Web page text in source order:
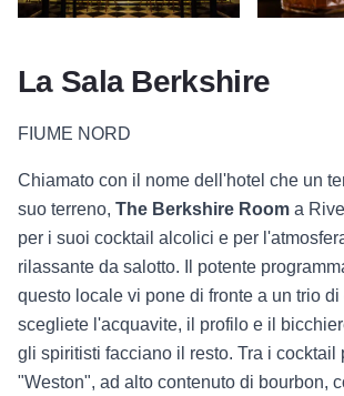
La Sala Berkshire
FIUME NORD
Chiamato con il nome dell'hotel che un
suo terreno, The Berkshire Room a
per i suoi cocktail alcolici e per
rilassante da salotto. Il potente
questo locale vi pone di fronte a un trio
scegliete l'acquavite, il profilo e il
gli spiritisti facciano il resto. Tra i cocktail
"Weston", ad alto contenuto di bourbon,